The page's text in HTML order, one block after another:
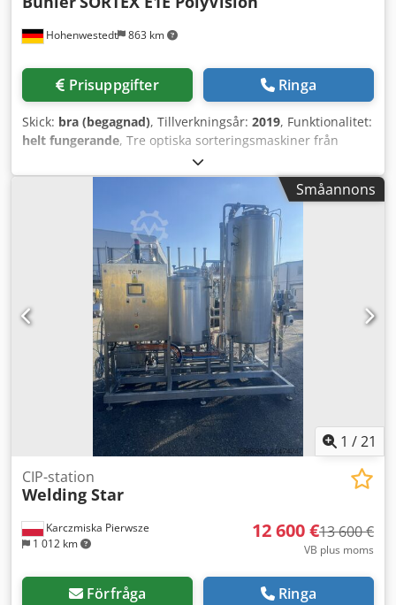
Hohenwestedt 863 km
Prisuppgifter Ringa
Skick: bra (begagnad), Tillverkningsår: 2019, Funktionalitet:
helt fungerande, Tre optiska sorteringsmaskiner från
Bühler säljes. Dessa är för närvarande fortfarande
integrerade i vår produktion och kan inspekteras på plats.
Ombyggnaden är planerad till slutet av augusti 2026.
Dksdpfx Asyrndasqqor All teknisk information finns på
bilderna. Vid ytterligare frågor är du välkommen att
kontakta oss.
Småannons
1 /21
Karczmiska Pierwsze
1 012 km
CIP-station
Welding Star
12 600 €13 600 €
VB plus moms
Förfråga Ringa